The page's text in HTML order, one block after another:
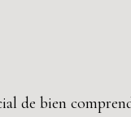
de bien